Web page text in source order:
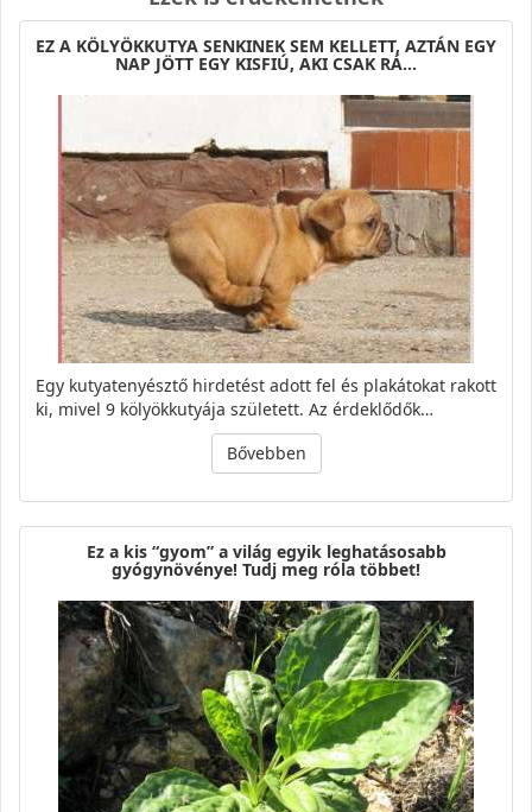
EZ A KÖLYÖKKUTYA SENKINEK SEM KELLETT, AZTÁN EGY
NAP JÖTT EGY KISFIÚ, AKI CSAK RÁ…
Egy kutyatenyésztő hirdetést adott fel és plakátokat rakott
ki, mivel 9 kölyökkutyája született. Az érdeklődők…
Bővebben
Ez a kis “gyom” a világ egyik leghatásosabb
gyógynövénye! Tudj meg róla többet!